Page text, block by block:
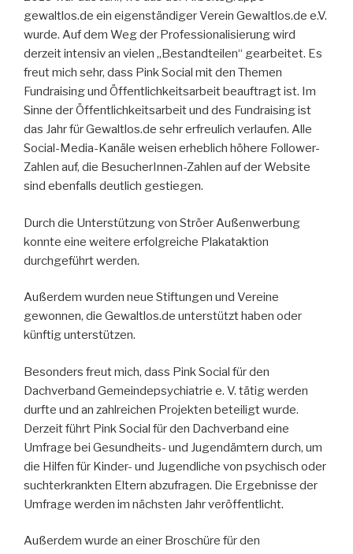
gewaltlos.de ein eigenständiger Verein Gewaltlos.de e.V.
wurde. Auf dem Weg der Professionalisierung wird
derzeit intensiv an vielen „Bestandteilen“ gearbeitet. Es
freut mich sehr, dass Pink Social mit den Themen
Fundraising und Öffentlichkeitsarbeit beauftragt ist. Im
Sinne der Öffentlichkeitsarbeit und des Fundraising ist
das Jahr für Gewaltlos.de sehr erfreulich verlaufen. Alle
Social-Media-Kanäle weisen erheblich höhere Follower-
Zahlen auf, die BesucherInnen-Zahlen auf der Website
sind ebenfalls deutlich gestiegen.
Durch die Unterstützung von Ströer Außenwerbung
konnte eine weitere erfolgreiche Plakataktion
durchgeführt werden.
Außerdem wurden neue Stiftungen und Vereine
gewonnen, die Gewaltlos.de unterstützt haben oder
künftig unterstützen.
Besonders freut mich, dass Pink Social für den
Dachverband Gemeindepsychiatrie e. V. tätig werden
durfte und an zahlreichen Projekten beteiligt wurde.
Derzeit führt Pink Social für den Dachverband eine
Umfrage bei Gesundheits- und Jugendämtern durch, um
die Hilfen für Kinder- und Jugendliche von psychisch oder
suchterkrankten Eltern abzufragen. Die Ergebnisse der
Umfrage werden im nächsten Jahr veröffentlicht.
Außerdem wurde an einer Broschüre für den